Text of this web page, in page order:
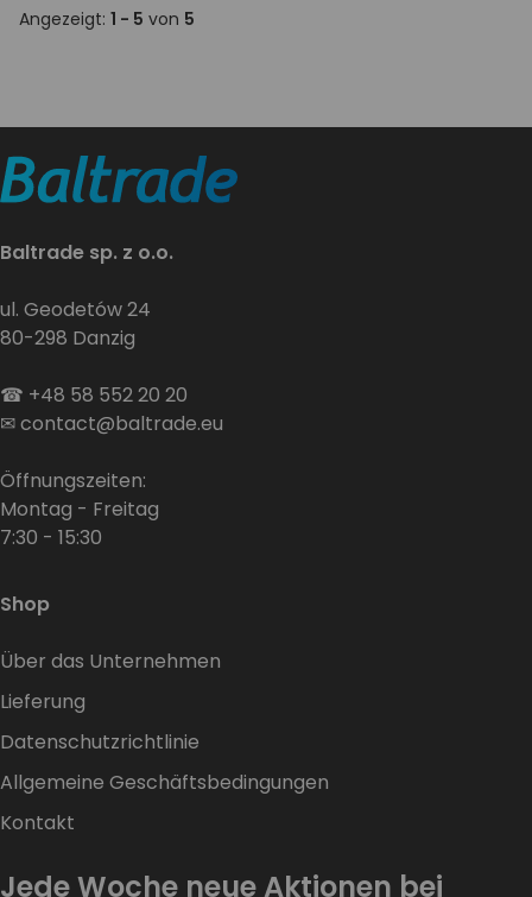
Angezeigt: 1 - 5 von 5
Baltrade sp. z o.o.
ul. Geodetów 24
80-298 Danzig
☎ +48 58 552 20 20
✉contact@baltrade.eu
Öffnungszeiten:
Montag - Freitag
7:30 - 15:30
Shop
Über das Unternehmen
Lieferung
Datenschutzrichtlinie
Allgemeine Geschäftsbedingungen
Kontakt
Jede Woche neue Aktionen bei